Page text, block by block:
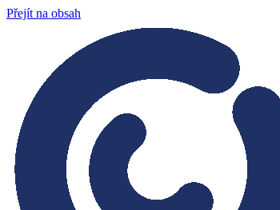
Přejít na obsah